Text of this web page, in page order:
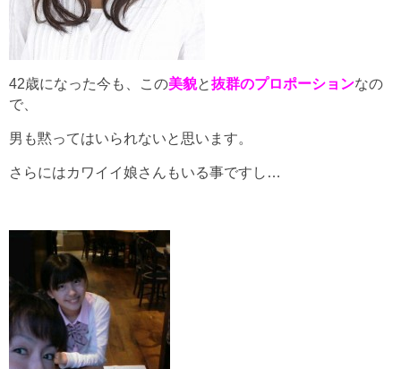
42歳になった今も、この美貌と抜群のプロポーションなの
で、
男も黙ってはいられないと思います。
さらにはカワイイ娘さんもいる事ですし…